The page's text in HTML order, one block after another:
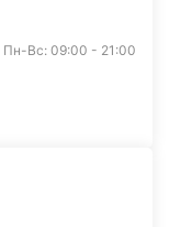
Пн-Вс: 09:00 - 21:00